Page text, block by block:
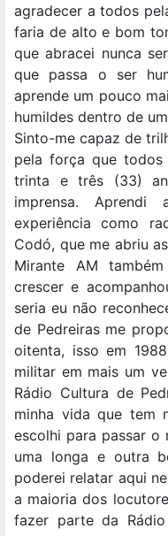
agradecer a todos
faria de alto e bom
que abracei nunca
que passa o ser
aprende um pouco
humildes dentro de
Sinto-me capaz de
pela força que
trinta e três (33)
imprensa.
experiência como
Codó, que me abriu
Mirante AM
crescer e
seria eu não
de Pedreiras me
oitenta, isso em
militar em mais um
Rádio Cultura de
minha vida que tem
escolhi para passar o
uma longa e outra
poderei relatar aqui
a maioria dos
fazer parte da